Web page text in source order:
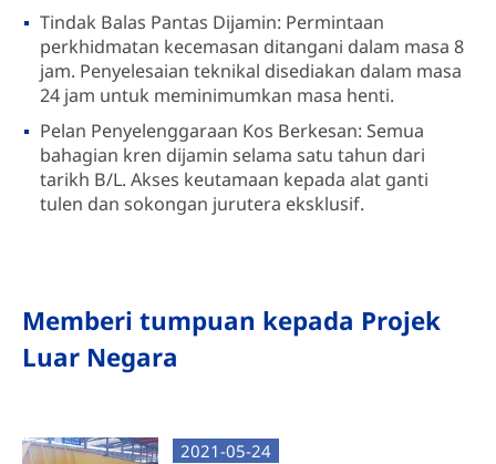
Tindak Balas Pantas Dijamin: Permintaan
perkhidmatan kecemasan ditangani dalam masa 8
jam. Penyelesaian teknikal disediakan dalam masa
24 jam untuk meminimumkan masa henti.
Pelan Penyelenggaraan Kos Berkesan: Semua
bahagian kren dijamin selama satu tahun dari
tarikh B/L. Akses keutamaan kepada alat ganti
tulen dan sokongan jurutera eksklusif.
Memberi tumpuan kepada Projek
Luar Negara
2021-05-24